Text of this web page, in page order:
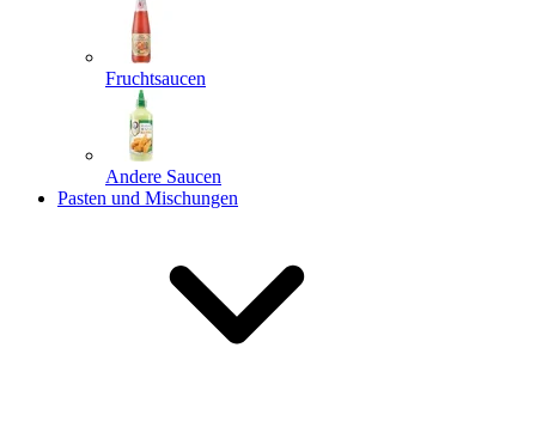
Fruchtsaucen
Andere Saucen
Pasten und Mischungen